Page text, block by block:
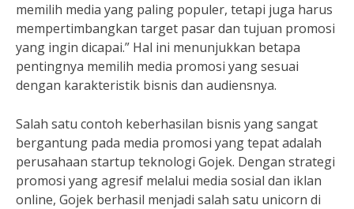
memilih media yang paling populer, tetapi juga harus
mempertimbangkan target pasar dan tujuan promosi
yang ingin dicapai.” Hal ini menunjukkan betapa
pentingnya memilih media promosi yang sesuai
dengan karakteristik bisnis dan audiensnya.
Salah satu contoh keberhasilan bisnis yang sangat
bergantung pada media promosi yang tepat adalah
perusahaan startup teknologi Gojek. Dengan strategi
promosi yang agresif melalui media sosial dan iklan
online, Gojek berhasil menjadi salah satu unicorn di